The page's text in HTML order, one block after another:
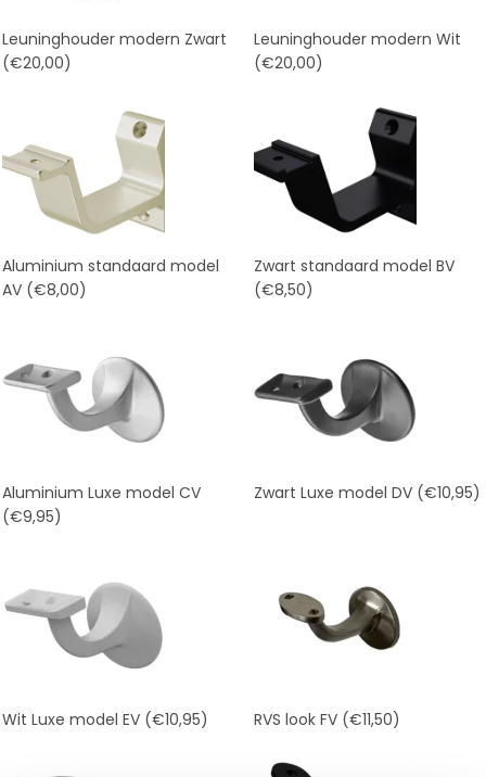
Leuninghouder modern Zwart
(€20,00)
Leuninghouder modern Wit
(€20,00)
Aluminium standaard model
AV (€8,00)
Zwart standaard model BV
(€8,50)
Aluminium Luxe model CV
(€9,95)
Zwart Luxe model DV (€10,95)
Wit Luxe model EV (€10,95) RVS look FV (€11,50)